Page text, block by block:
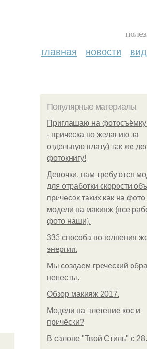
главная новости
Популярные материалы
Приглашаю на
- прическа по желанию за
отдельную плату) так же
фотокнигу!
Девочки, нам требуются
для отработки скорости
причесок таких как на фото
модели на макияж (все
фото наши).
333 способа пополнения
энергии.
Мы создаем греческий
невесты.
Обзор макияж 2017.
Модели на плетение кос и
причёски?
В салоне "Твой Стиль" с 28.